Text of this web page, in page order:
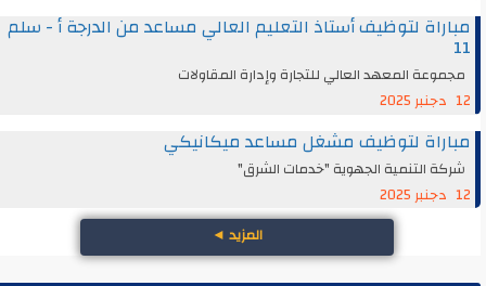
مباراة لتوظيف أستاذ التعليم العالي مساعد من الدرجة أ - سلم
11
مجموعة المعهد العالي للتجارة وإدارة المقاولات
12 دجنبر 2025
مباراة لتوظيف مشغل مساعد ميكانيكي
شركة التنمية الجهوية "خدمات الشرق"
12 دجنبر 2025
المزيد◄